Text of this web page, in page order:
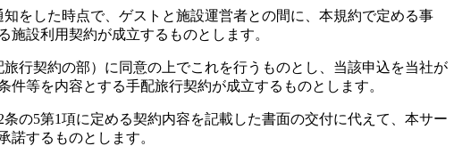
をした時点で、ゲストと施設運営者との間に、本規約で定める事
設利用契約が成立するものとします。
行契約の部）に同意の上でこれを行うものとし、当該申込を当社が
等を内容とする手配旅行契約が成立するものとします。
の5第1項に定める契約内容を記載した書面の交付に代えて、本サー
諾するものとします。